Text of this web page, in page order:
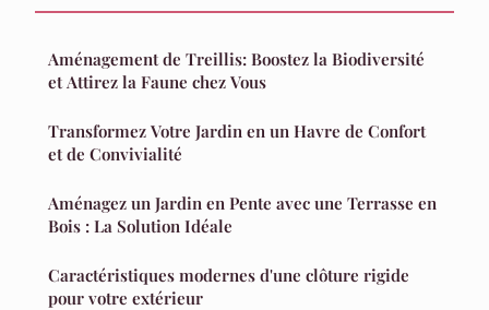
Aménagement de Treillis: Boostez la Biodiversité
et Attirez la Faune chez Vous
Transformez Votre Jardin en un Havre de Confort
et de Convivialité
Aménagez un Jardin en Pente avec une Terrasse en
Bois : La Solution Idéale
Caractéristiques modernes d'une clôture rigide
pour votre extérieur